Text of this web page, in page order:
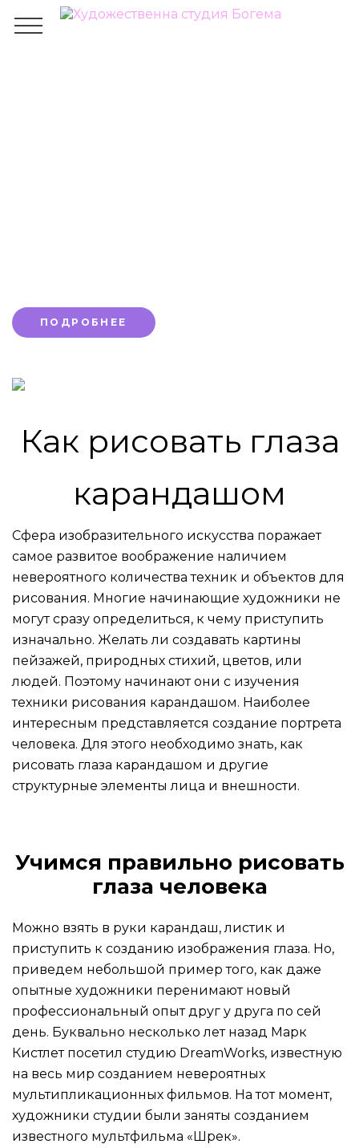
ПОДРОБНЕЕ
Как рисовать глаза
карандашом
Сфера изобразительного искусства поражает
самое развитое воображение наличием
невероятного количества техник и объектов для
рисования. Многие начинающие художники не
могут сразу определиться, к чему приступить
изначально. Желать ли создавать картины
пейзажей, природных стихий, цветов, или
людей. Поэтому начинают они с изучения
техники рисования карандашом. Наиболее
интересным представляется создание портрета
человека. Для этого необходимо знать, как
рисовать глаза карандашом и другие
структурные элементы лица и внешности.
Учимся правильно рисовать
глаза человека
Можно взять в руки карандаш, листик и
приступить к созданию изображения глаза. Но,
приведем небольшой пример того, как даже
опытные художники перенимают новый
профессиональный опыт друг у друга по сей
день. Буквально несколько лет назад Марк
Кистлет посетил студию DreamWorks, известную
на весь мир созданием невероятных
мультипликационных фильмов. На тот момент,
художники студии были заняты созданием
известного мультфильма «Шрек».